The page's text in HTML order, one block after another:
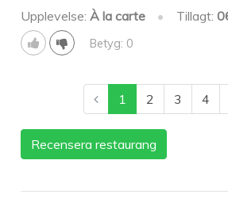
Upplevelse:À la carte • Tillagt:
Betyg: 0
1 2 3 4
Recensera restaurang